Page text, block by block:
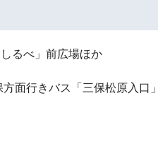
るべ」前広場ほか
方面行きバス「三保松原入口